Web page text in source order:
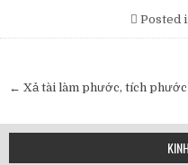
Posted
navigation
← Xả tài làm phước, tích